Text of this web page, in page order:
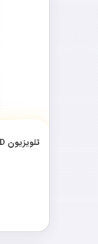
تلویزیون LED هایسنس مدل 43A4 سایز 43 اینچ